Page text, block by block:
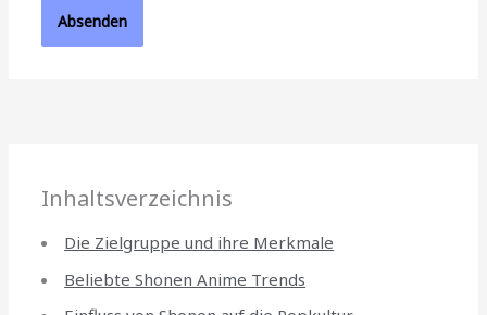
Inhaltsverzeichnis
Die Zielgruppe und ihre Merkmale
Beliebte Shonen Anime Trends